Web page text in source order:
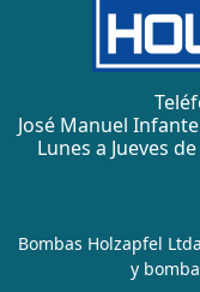
José Manuel
Lunes a Jueves
Bombas Holzapfel
y